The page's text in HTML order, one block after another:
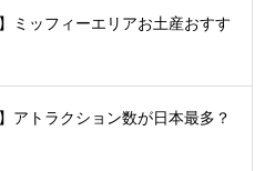
ミッフィーエリアお土産おすす
アトラクション数が日本最多？